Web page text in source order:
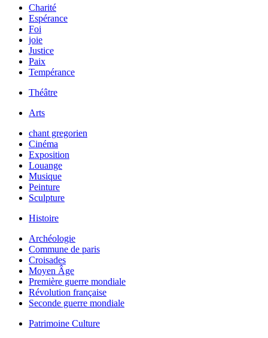
Charité
Espérance
Foi
joie
Justice
Paix
Tempérance
Théâtre
Arts
chant gregorien
Cinéma
Exposition
Louange
Musique
Peinture
Sculpture
Histoire
Archéologie
Commune de paris
Croisades
Moyen Âge
Première guerre mondiale
Révolution française
Seconde guerre mondiale
Patrimoine Culture